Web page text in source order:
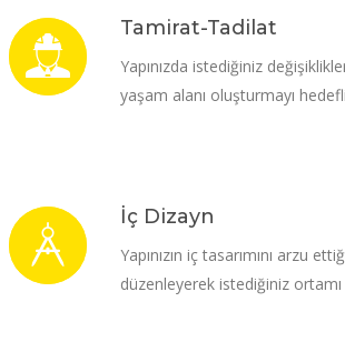
Tamirat-Tadilat
Yapınızda istediğiniz
yaşam alanı oluşturmayı
İç Dizayn
Yapınızın iç tasarımını arzu
düzenleyerek istediğiniz